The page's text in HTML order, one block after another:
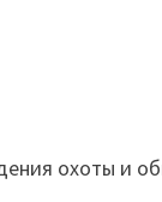
охоты и